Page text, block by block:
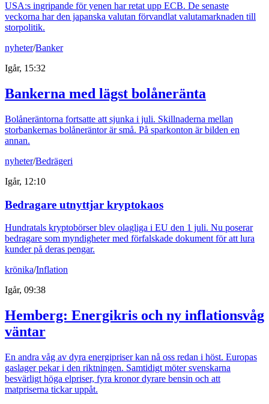
USA:s ingripande för yenen har retat upp ECB. De senaste
veckorna har den japanska valutan förvandlat valutamarknaden till
storpolitik.
nyheter/Banker
Igår, 15:32
Bankerna med lägst bolåneränta
Bolåneräntorna fortsatte att sjunka i juli. Skillnaderna mellan
storbankernas bolåneräntor är små. På sparkonton är bilden en
annan.
nyheter/Bedrägeri
Igår, 12:10
Bedragare utnyttjar kryptokaos
Hundratals kryptobörser blev olagliga i EU den 1 juli. Nu poserar
bedragare som myndigheter med förfalskade dokument för att lura
kunder på deras pengar.
krönika/Inflation
Igår, 09:38
Hemberg: Energikris och ny inflationsvåg
väntar
En andra våg av dyra energipriser kan nå oss redan i höst. Europas
gaslager pekar i den riktningen. Samtidigt möter svenskarna
besvärligt höga elpriser, fyra kronor dyrare bensin och att
matpriserna tickar uppåt.